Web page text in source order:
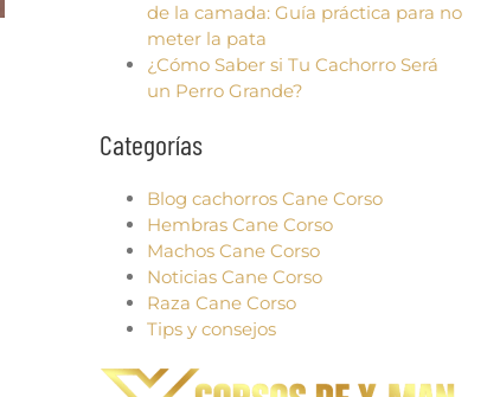
de la camada: Guía práctica para no
meter la pata
¿Cómo Saber si Tu Cachorro Será
un Perro Grande?
Categorías
Blog cachorros Cane Corso
Hembras Cane Corso
Machos Cane Corso
Noticias Cane Corso
Raza Cane Corso
Tips y consejos